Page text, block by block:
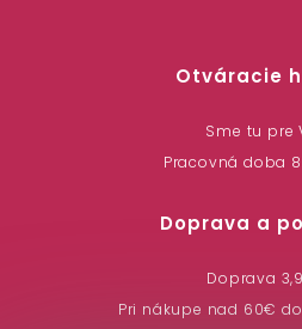
Otváracie
Sme tu pre
Pracovná doba
Doprava a
Doprava
Pri nákupe nad 60€